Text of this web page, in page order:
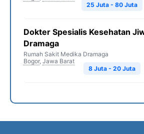
25 Juta - 80 Juta
Dokter Spesialis Kesehatan
Dramaga
Rumah Sakit Medika Dramaga
Bogor, Jawa Barat
8 Juta - 20 Juta